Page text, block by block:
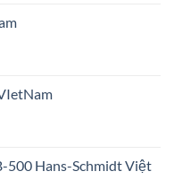
500 Hans-Schmidt Việt